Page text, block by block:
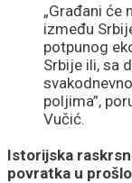
„Građani će
između
potpunog
Srbije ili, sa
poljima”,
Vučić.
Istorijska
povratka u